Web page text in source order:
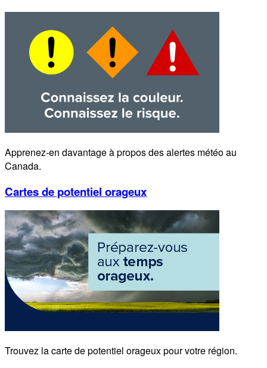
Apprenez-en davantage à propos des alertes météo au
Canada.
Cartes de potentiel orageux
Trouvez la carte de potentiel orageux pour votre région.